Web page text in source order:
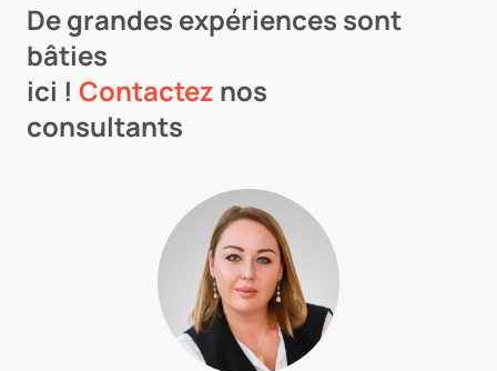
De grandes expériences sont
bâties
ici ! Contactez nos
consultants